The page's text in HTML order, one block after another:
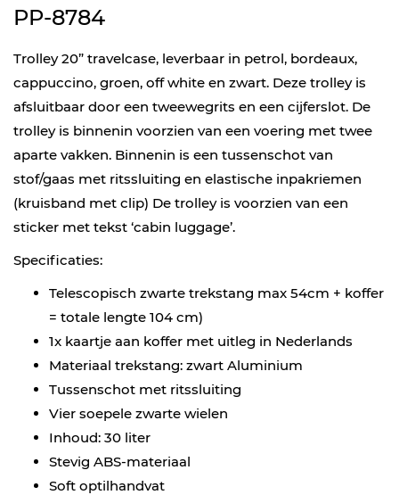
PP-8784
Trolley 20” travelcase, leverbaar in petrol, bordeaux,
cappuccino, groen, off white en zwart. Deze trolley is
afsluitbaar door een tweewegrits en een cijferslot. De
trolley is binnenin voorzien van een voering met twee
aparte vakken. Binnenin is een tussenschot van
stof/gaas met ritssluiting en elastische inpakriemen
(kruisband met clip) De trolley is voorzien van een
sticker met tekst ‘cabin luggage’.
Specificaties:
Telescopisch zwarte trekstang max 54cm + koffer
= totale lengte 104 cm)
1x kaartje aan koffer met uitleg in Nederlands
Materiaal trekstang: zwart Aluminium
Tussenschot met ritssluiting
Vier soepele zwarte wielen
Inhoud: 30 liter
Stevig ABS-materiaal
Soft optilhandvat